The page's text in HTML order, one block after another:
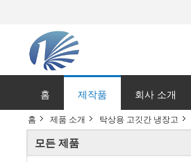
홈 제작품 회사 소개
홈 제품 소개 탁상용 고깃간 냉장고
모든 제품